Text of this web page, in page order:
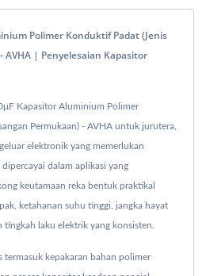
Polimer Konduktif Padat (Jenis
AVHA | Penyelesaian Kapasitor
Kapasitor Aluminium Polimer
Permukaan) - AVHA untuk jurutera,
elektronik yang memerlukan
dalam aplikasi yang
keutamaan reka bentuk praktikal
ketahanan suhu tinggi, jangka hayat
laku elektrik yang konsisten.
termasuk kepakaran bahan polimer